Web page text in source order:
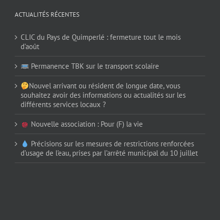
ACTUALITÉS RÉCENTES
CLIC du Pays de Quimperlé : fermeture tout le mois
d’août
Permanence TBK sur le transport scolaire
Nouvel arrivant ou résident de longue date, vous
souhaitez avoir des informations ou actualités sur les
différents services locaux ?
Nouvelle association : Pour (F) la vie
Précisions sur les mesures de restrictions renforcées
d’usage de l’eau, prises par l’arrêté municipal du 10 juillet